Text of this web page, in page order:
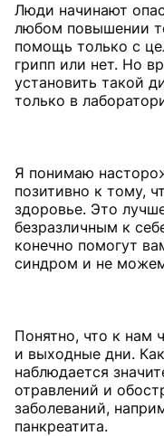
Люди начинают
любом повышении
помощь только с
грипп или нет. Но
установить такой
только в
Я понимаю
позитивно к тому,
здоровье. Это
безразличным к
конечно помогут
синдром и не
Понятно, что к нам
и выходные дни.
наблюдается
отравлений и
заболеваний,
панкреатита.